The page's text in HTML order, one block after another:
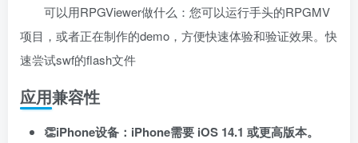
可以用RPGViewer做什么：您可以运行手头的RPGMV
项目，或者正在制作的demo，方便快速体验和验证效果。快
速尝试swf的flash文件
应用兼容性
👏iPhone设备：iPhone需要 iOS 14.1 或更高版本。
记住登录